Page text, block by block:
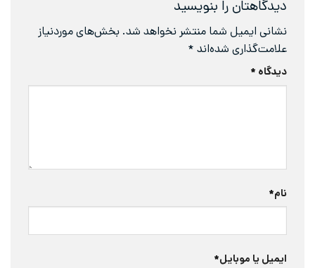
دیدگاهتان را بنویسید
نشانی ایمیل شما منتشر نخواهد شد. بخش‌های موردنیاز
علامت‌گذاری شده‌اند *
دیدگاه *
نام*
ایمیل یا موبایل*